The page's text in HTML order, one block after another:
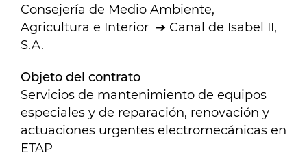
Consejería de Medio Ambiente,
Agricultura e Interior
Canal de Isabel II,
S.A.
Objeto del contrato
Servicios de mantenimiento de equipos
especiales y de reparación, renovación y
actuaciones urgentes electromecánicas en
ETAP